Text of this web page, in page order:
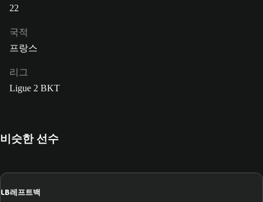
22
국적
프랑스
리그
Ligue 2 BKT
비슷한 선수
LB레프트백